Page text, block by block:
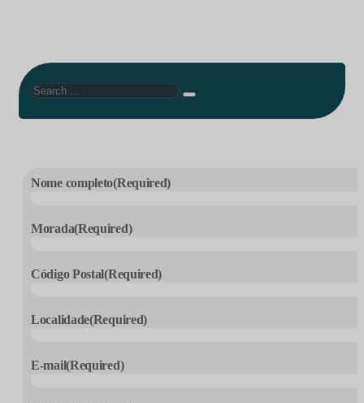
Search
Nome completo(Required)
Morada(Required)
Código Postal(Required)
Localidade(Required)
E-mail(Required)